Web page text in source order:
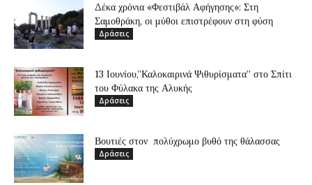
Δέκα χρόνια «Φεστιβάλ Αφήγησης»: Στη
Σαμοθράκη, οι μύθοι επιστρέφουν στη φύση
Δράσεις
13 Ιουνίου,”Καλοκαιρινά Ψιθυρίσματα” στο Σπίτι
του Φύλακα της Αλυκής
Δράσεις
Βουτιές στον πολύχρωμο βυθό της θάλασσας
Δράσεις